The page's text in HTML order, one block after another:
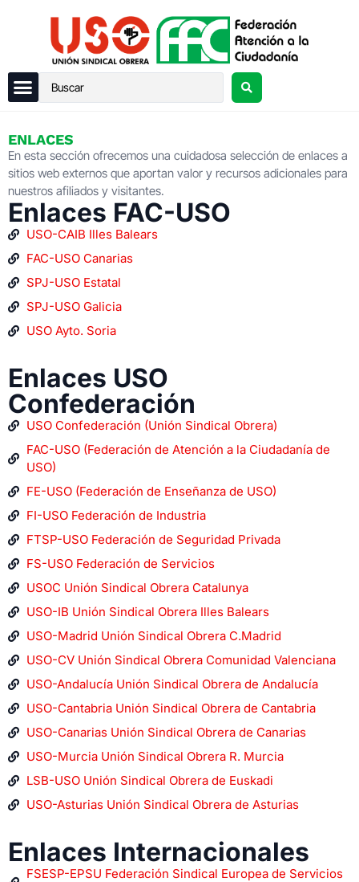
ENLACES
En esta sección ofrecemos una cuidadosa selección de enlaces a
sitios web externos que aportan valor y recursos adicionales para
nuestros afiliados y visitantes.
Enlaces FAC-USO
USO-CAIB Illes Balears
FAC-USO Canarias
SPJ-USO Estatal
SPJ-USO Galicia
USO Ayto. Soria
Enlaces USO
Confederación
USO Confederación (Unión Sindical Obrera)
FAC-USO (Federación de Atención a la Ciudadanía de
USO)
FE-USO (Federación de Enseñanza de USO)
FI-USO Federación de Industria
FTSP-USO Federación de Seguridad Privada
FS-USO Federación de Servicios
USOC Unión Sindical Obrera Catalunya
USO-IB Unión Sindical Obrera Illes Balears
USO-Madrid Unión Sindical Obrera C.Madrid
USO-CV Unión Sindical Obrera Comunidad Valenciana
USO-Andalucía Unión Sindical Obrera de Andalucía
USO-Cantabria Unión Sindical Obrera de Cantabria
USO-Canarias Unión Sindical Obrera de Canarias
USO-Murcia Unión Sindical Obrera R. Murcia
LSB-USO Unión Sindical Obrera de Euskadi
USO-Asturias Unión Sindical Obrera de Asturias
Enlaces Internacionales
FSESP-EPSU Federación Sindical Europea de Servicios